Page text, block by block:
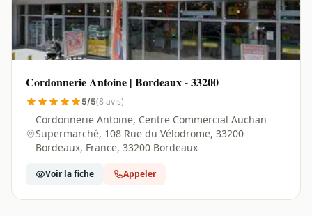
Cordonnerie Antoine | Bordeaux - 33200
5/5(8 avis)
Cordonnerie Antoine, Centre Commercial Auchan
Supermarché, 108 Rue du Vélodrome, 33200
Bordeaux, France, 33200 Bordeaux
Voir la fiche Appeler